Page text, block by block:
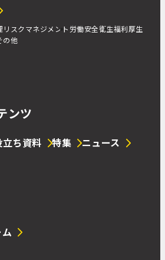
リスクマネジメント 労働安全衛生福利厚生
の他
ンツ
ち資料 特集
ニュース